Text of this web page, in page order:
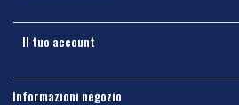
Il tuo account
Informazioni negozio